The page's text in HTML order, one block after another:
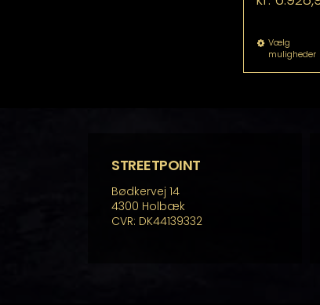
Vælg
muligheder
STREETPOINT
Bødkervej 14
4300 Holbæk
CVR: DK44139332